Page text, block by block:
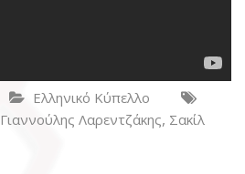
Ελληνικό Κύπελλο
Γιαννούλης Λαρεντζάκης, Σακίλ